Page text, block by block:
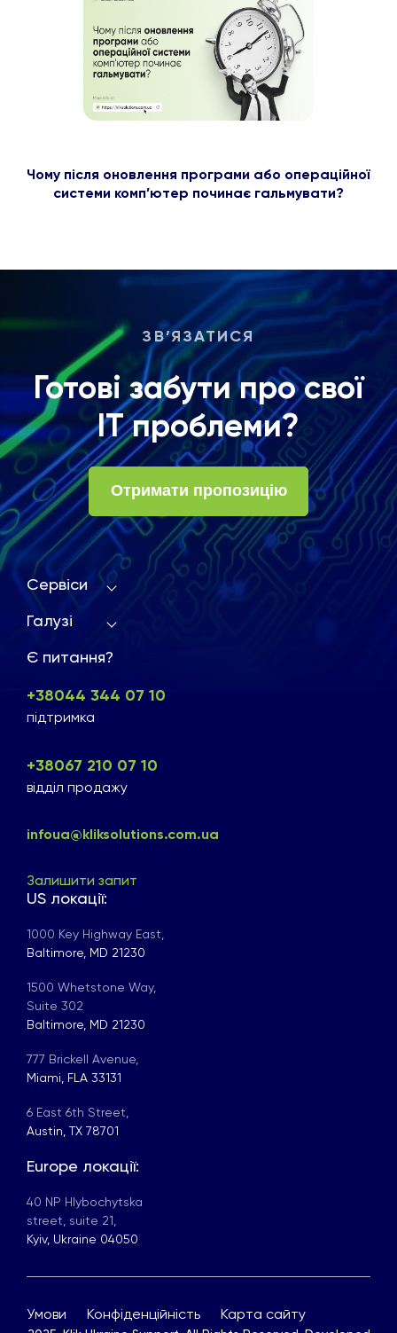
Чому після оновлення програми або операційної
системи комп’ютер починає гальмувати?
ЗВ’ЯЗАТИСЯ
Готові забути про свої
ІТ проблеми?
Отримати пропозицію
Сервіси
Галузі
Є питання?
+38044 344 07 10
підтримка
+38067 210 07 10
відділ продажу
infoua@kliksolutions.com.ua
Залишити запит
US локації:
1000 Key Highway East,
Baltimore, MD 21230
1500 Whetstone Way,
Suite 302
Baltimore, MD 21230
777 Brickell Avenue,
Miami, FLA 33131
6 East 6th Street,
Austin, TX 78701
Europe локації:
40 NP Hlybochytska
street, suite 21,
Kyiv, Ukraine 04050
Умови Конфіденційність Карта сайту